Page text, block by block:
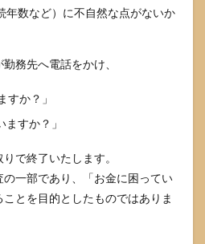
年数など）に不自然な点がないか
務先へ電話をかけ、
すか？」
ますか？」
で終了いたします。
一部であり、「お金に困ってい
とを目的としたものではありま